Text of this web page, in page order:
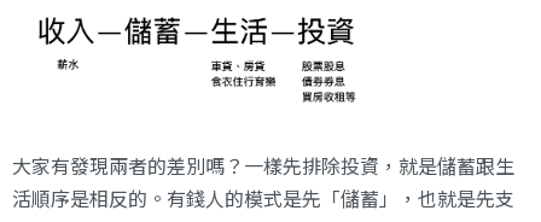
大家有發現兩者的差別嗎？一樣先排除投資，就是儲蓄跟生
活順序是相反的。有錢人的模式是先「儲蓄」，也就是先支